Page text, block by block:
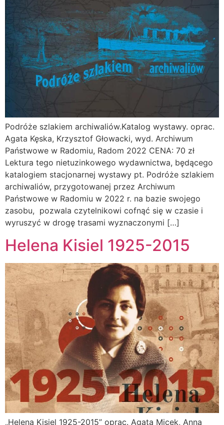
Podróże szlakiem archiwaliów.Katalog wystawy. oprac.
Agata Kęska, Krzysztof Głowacki, wyd. Archiwum
Państwowe w Radomiu, Radom 2022 CENA: 70 zł
Lektura tego nietuzinkowego wydawnictwa, będącego
katalogiem stacjonarnej wystawy pt. Podróże szlakiem
archiwaliów, przygotowanej przez Archiwum
Państwowe w Radomiu w 2022 r. na bazie swojego
zasobu, pozwala czytelnikowi cofnąć się w czasie i
wyruszyć w drogę trasami wyznaczonymi […]
Helena Kisiel 1925-2015
„Helena Kisiel 1925-2015” oprac. Agata Micek, Anna